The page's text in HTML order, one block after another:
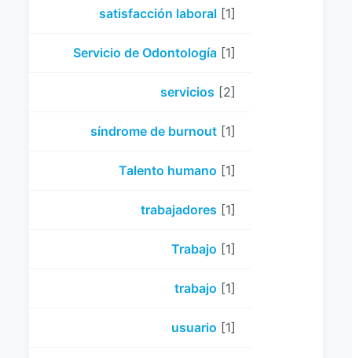
satisfacción laboral [1]
Servicio de Odontología [1]
servicios [2]
síndrome de burnout [1]
Talento humano [1]
trabajadores [1]
Trabajo [1]
trabajo [1]
usuario [1]